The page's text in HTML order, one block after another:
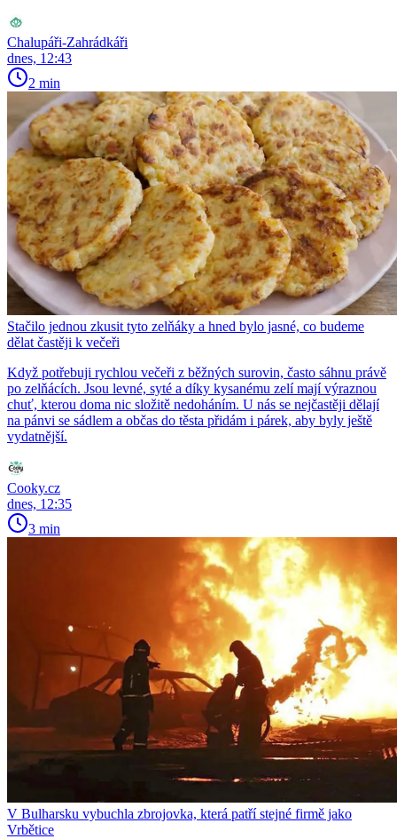
Chalupáři-Zahrádkáři
dnes, 12:43
2 min
Stačilo jednou zkusit tyto zelňáky a hned bylo jasné, co budeme
dělat častěji k večeři
Když potřebuji rychlou večeři z běžných surovin, často sáhnu právě
po zelňácích. Jsou levné, syté a díky kysanému zelí mají výraznou
chuť, kterou doma nic složitě nedoháním. U nás se nejčastěji dělají
na pánvi se sádlem a občas do těsta přidám i párek, aby byly ještě
vydatnější.
Cooky.cz
dnes, 12:35
3 min
V Bulharsku vybuchla zbrojovka, která patří stejné firmě jako
Vrbětice